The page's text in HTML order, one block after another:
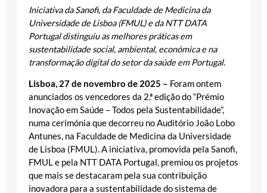
Iniciativa da Sanofi, da Faculdade de Medicina da
Universidade de Lisboa (FMUL) e da NTT DATA
Portugal distinguiu as melhores práticas em
sustentabilidade social, ambiental, económica e na
transformação digital do setor da saúde em Portugal.
Lisboa, 27 de novembro de 2025 – Foram ontem
anunciados os vencedores da 2.ª edição do “Prémio
Inovação em Saúde – Todos pela Sustentabilidade”,
numa cerimónia que decorreu no Auditório João Lobo
Antunes, na Faculdade de Medicina da Universidade
de Lisboa (FMUL). A iniciativa, promovida pela Sanofi,
FMUL e pela NTT DATA Portugal, premiou os projetos
que mais se destacaram pela sua contribuição
inovadora para a sustentabilidade do sistema de